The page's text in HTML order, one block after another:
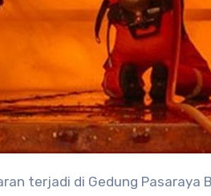
terjadi di Gedung Pasaraya